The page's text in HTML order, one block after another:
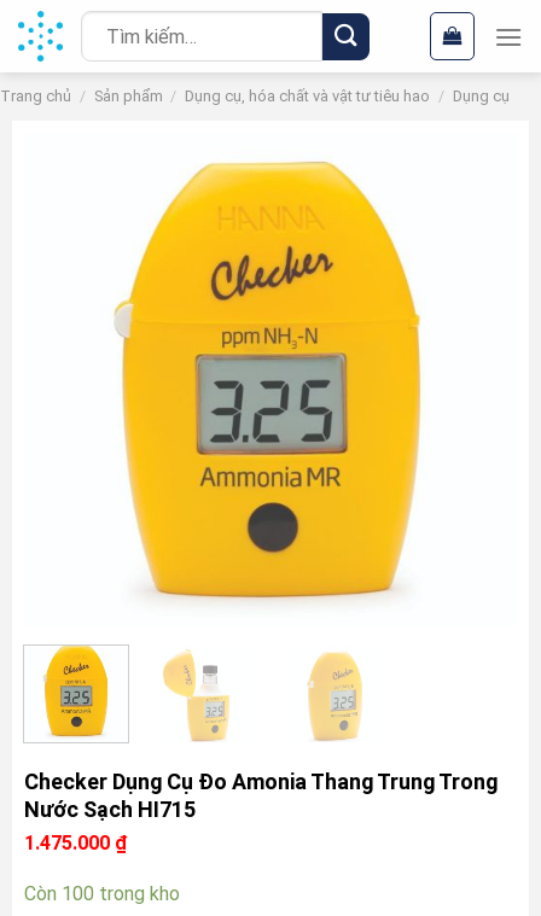
Chuyển
đến
nội
dung
Tìm
kiếm:
Trang chủ / Sản phẩm / Dụng cụ, hóa chất và vật tư tiêu hao / Dụng cụ
Checker Dụng Cụ Đo Amonia Thang Trung Trong
Nước Sạch HI715
1.475.000 ₫
Còn 100 trong kho